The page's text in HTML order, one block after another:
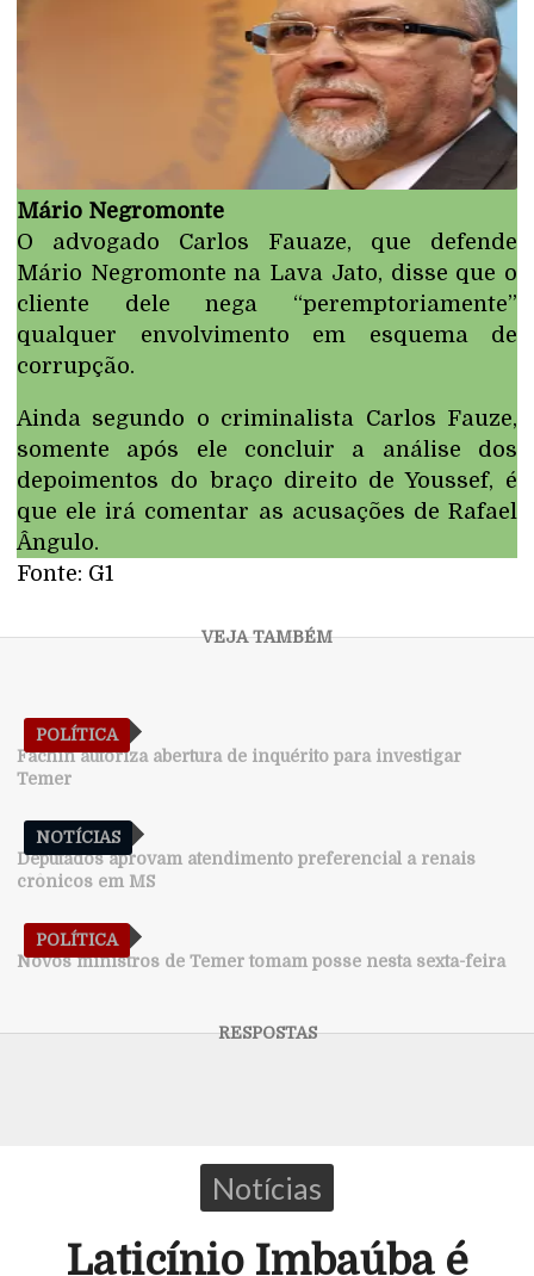
Mário Negromonte
O advogado Carlos Fauaze, que defende
Mário Negromonte na Lava Jato, disse que o
cliente dele nega “peremptoriamente”
qualquer envolvimento em esquema de
corrupção.
Ainda segundo o criminalista Carlos Fauze,
somente após ele concluir a análise dos
depoimentos do braço direito de Youssef, é
que ele irá comentar as acusações de Rafael
Ângulo.
Fonte: G1
POLÍTICA
Fachin autoriza abertura de inquérito para investigar
Temer
NOTÍCIAS
Deputados aprovam atendimento preferencial a renais
crônicos em MS
POLÍTICA
Novos ministros de Temer tomam posse nesta sexta-feira
Notícias
Laticínio Imbaúba é